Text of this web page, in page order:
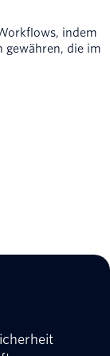
indem
gewähren, die im